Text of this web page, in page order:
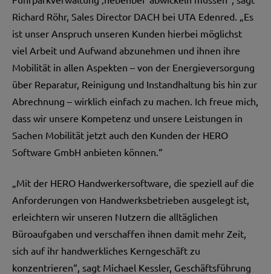
Richard Röhr, Sales Director DACH bei UTA Edenred. „Es
ist unser Anspruch unseren Kunden hierbei möglichst
viel Arbeit und Aufwand abzunehmen und ihnen ihre
Mobilität in allen Aspekten – von der Energieversorgung
über Reparatur, Reinigung und Instandhaltung bis hin zur
Abrechnung – wirklich einfach zu machen. Ich freue mich,
dass wir unsere Kompetenz und unsere Leistungen in
Sachen Mobilität jetzt auch den Kunden der HERO
Software GmbH anbieten können.“
„Mit der HERO Handwerkersoftware, die speziell auf die
Anforderungen von Handwerksbetrieben ausgelegt ist,
erleichtern wir unseren Nutzern die alltäglichen
Büroaufgaben und verschaffen ihnen damit mehr Zeit,
sich auf ihr handwerkliches Kerngeschäft zu
konzentrieren“, sagt Michael Kessler, Geschäftsführung